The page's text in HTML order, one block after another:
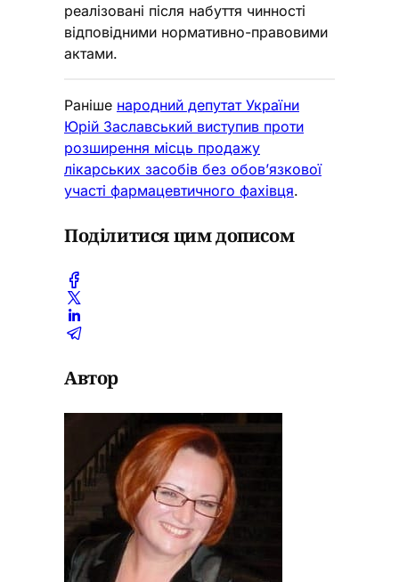
реалізовані після набуття чинності
відповідними нормативно-правовими
актами.
Раніше народний депутат України
Юрій Заславський виступив проти
розширення місць продажу
лікарських засобів без обов’язкової
участі фармацевтичного фахівця.
Поділитися цим дописом
Автор